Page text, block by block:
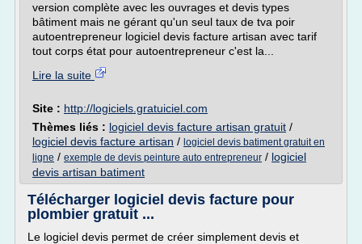
version complète avec les ouvrages et devis types
bâtiment mais ne gérant qu'un seul taux de tva poir
autoentrepreneur logiciel devis facture artisan avec tarif
tout corps état pour autoentrepreneur c'est la...
Lire la suite
Site : http://logiciels.gratuiciel.com
Thèmes liés : logiciel devis facture artisan gratuit /
logiciel devis facture artisan / logiciel devis batiment gratuit en
ligne / exemple de devis peinture auto entrepreneur / logiciel
devis artisan batiment
Télécharger logiciel devis facture pour
plombier gratuit ...
Le logiciel devis permet de créer simplement devis et